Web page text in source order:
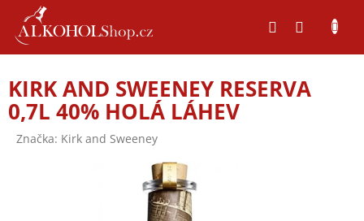
obsah
KIRK AND SWEENEY RESERVA
0,7L 40% HOLÁ LÁHEV
Značka: Kirk and Sweeney